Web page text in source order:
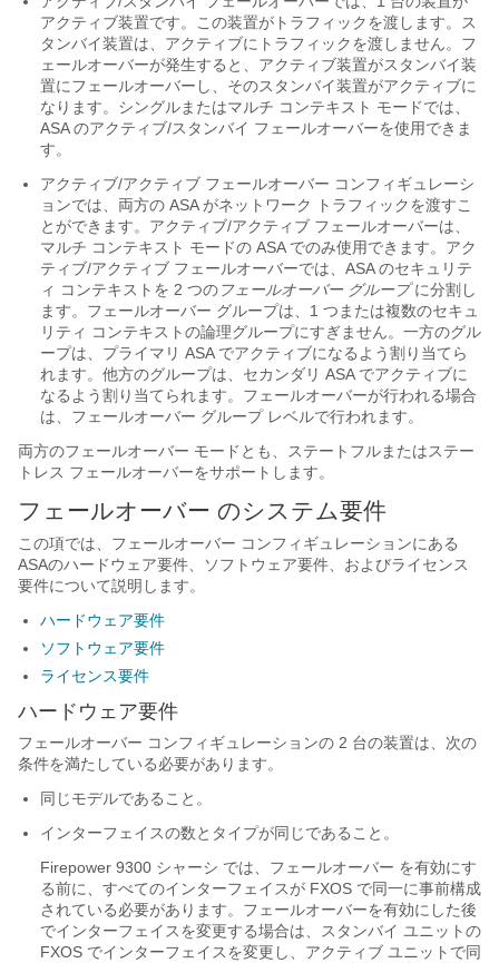
アクティブ装置です。この装置がトラフィックを渡します。ス
タンバイ装置は、アクティブにトラフィックを渡しません。フ
ェールオーバーが発生すると、アクティブ装置がスタンバイ装
置にフェールオーバーし、そのスタンバイ装置がアクティブに
なります。シングルまたはマルチ コンテキスト モードでは、
ASA のアクティブ/スタンバイ フェールオーバーを使用できま
す。
アクティブ/アクティブ フェールオーバー コンフィギュレーシ
ョンでは、両方の ASA がネットワーク トラフィックを渡すこ
とができます。アクティブ/アクティブ フェールオーバーは、
マルチ コンテキスト モードの ASA でのみ使用できます。アク
ティブ/アクティブ フェールオーバーでは、ASA のセキュリテ
ィ コンテキストを 2 つのフェールオーバー グループに分割し
ます。フェールオーバー グループは、1 つまたは複数のセキュ
リティ コンテキストの論理グループにすぎません。一方のグル
ープは、プライマリ ASA でアクティブになるよう割り当てら
れます。他方のグループは、セカンダリ ASA でアクティブに
なるよう割り当てられます。フェールオーバーが行われる場合
は、フェールオーバー グループ レベルで行われます。
両方のフェールオーバー モードとも、ステートフルまたはステー
トレス フェールオーバーをサポートします。
フェールオーバー のシステム要件
この項では、 フェールオーバー コンフィギュレーションにある
ASAのハードウェア要件、ソフトウェア要件、およびライセンス
要件について説明します。
ハードウェア要件
ソフトウェア要件
ライセンス要件
ハードウェア要件
フェールオーバー コンフィギュレーションの 2 台の装置は、次の
条件を満たしている必要があります。
同じモデルであること。
インターフェイスの数とタイプが同じであること。
Firepower 9300 シャーシ では、 フェールオーバー を有効にす
る前に、すべてのインターフェイスが FXOS で同一に事前構成
されている必要があります。 フェールオーバーを有効にした後
でインターフェイスを変更する場合は、スタンバイ ユニットの
FXOS でインターフェイスを変更し、アクティブ ユニットで同